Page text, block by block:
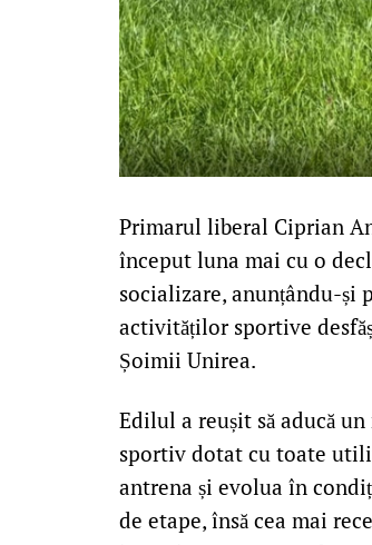
Primarul liberal Ciprian
început luna mai cu o
socializare, anunțându-și
activităților sportive
Șoimii Unirea.
Edilul a reușit să aducă
sportiv dotat cu toate
antrena și evolua în
de etape, însă cea mai